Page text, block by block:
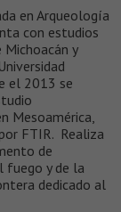
en Arqueología
con estudios
y
el 2013 se
Mesoamérica,
FTIR. Realiza
de
fuego y de la
dedicado al